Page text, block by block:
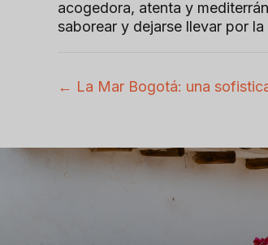
acogedora, atenta y
saborear y dejarse llevar por la
s
← La Mar Bogotá: una